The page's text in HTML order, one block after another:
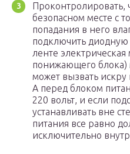
Проконтролировать,
безопасном месте с
попадания в него
подключить диодную
ленте
понижающего блока)
может вызвать
А перед блоком
220 вольт, и если
устанавливать вне
питания все равно
исключительно